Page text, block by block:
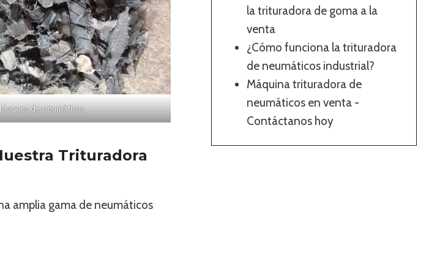
bloques de neumáticos
Trituradora
amplia gama de neumáticos
la trituradora de goma a la
venta
¿Cómo funciona la trituradora
de neumáticos industrial?
Máquina trituradora de
neumáticos en venta -
Contáctanos hoy